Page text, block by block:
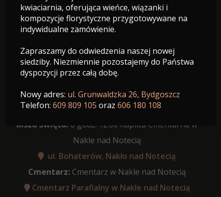
Wiek: 85 lat
Data pogrzebu:26.06.2026
Różaniec:11:30 Kaplica Cmentarna w Nakle nad
Notecią
Msza Święta: o godz. 12:00 Kaplica Cmentarna w
Nakle nad Notecią
ul. Bohaterów, Nakło nad Notecią
Cmentarz:Cmentarz w Nakle nad Notecią
Cmentarz Parafialny w Nakle nad Notecią
kwiaciarnia, oferująca wieńce, wiązanki i
kompozycje florystyczne przygotowywane na
indywidualne zamówienie.
Zapraszamy do odwiedzenia naszej nowej
siedziby. Niezmiennie pozostajemy do Państwa
dyspozycji przez całą dobę.
Nowy adres: ul. Grunwaldzka 26, Bydgoszcz
Telefon:609 809 105 oraz606 180 108